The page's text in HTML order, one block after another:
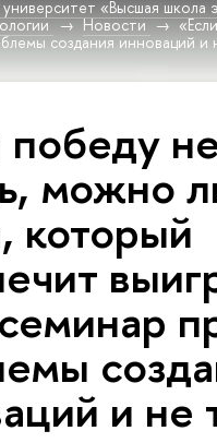
«Высшая школа
Новости
создания инноваций и
можно
который
и не